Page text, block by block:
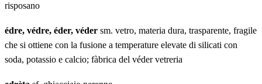
risposano
édre, védre, éder, véder sm. vetro, materia dura, trasparente, fragile
che si ottiene con la fusione a temperature elevate di silicati con
soda, potassio e calcio; fàbrica del véder vetreria